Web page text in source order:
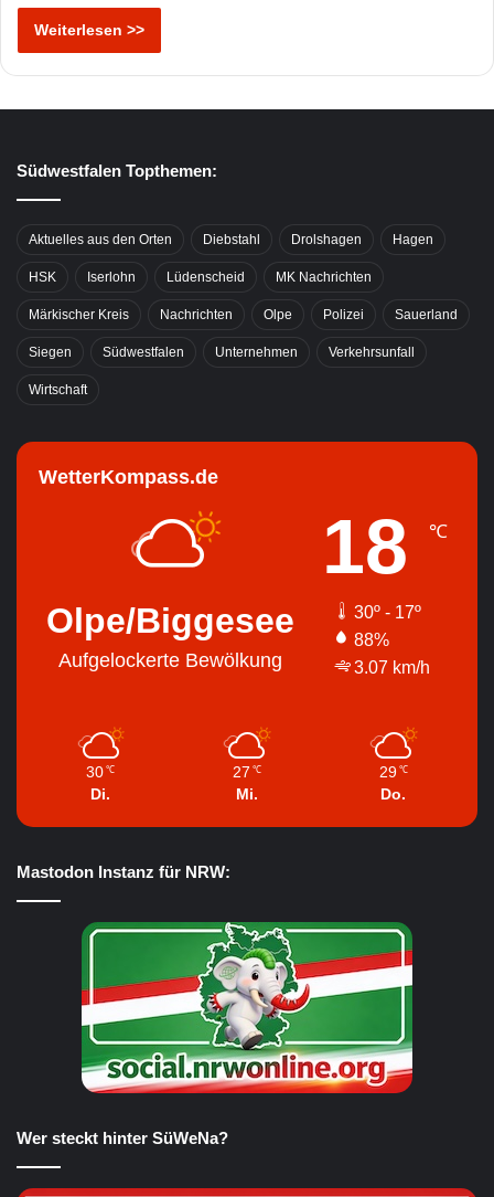
Weiterlesen >>
Südwestfalen Topthemen:
Aktuelles aus den Orten Diebstahl Drolshagen Hagen
HSK Iserlohn Lüdenscheid MK Nachrichten
Märkischer Kreis Nachrichten Olpe Polizei Sauerland
Siegen Südwestfalen Unternehmen Verkehrsunfall
Wirtschaft
WetterKompass.de
Olpe/Biggesee
Aufgelockerte Bewölkung
18 ℃
30º - 17º
88%
3.07 km/h
30 ℃
Di.
27 ℃
Mi.
29 ℃
Do.
Mastodon Instanz für NRW:
Wer steckt hinter SüWeNa?